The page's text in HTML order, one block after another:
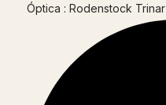
Óptica : Rodenstock Trinar